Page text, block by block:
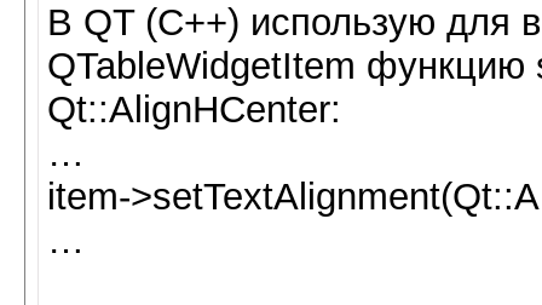
В QT (C++) использую для
QTableWidgetItem функцию
Qt::AlignHCenter:
…
item-
…